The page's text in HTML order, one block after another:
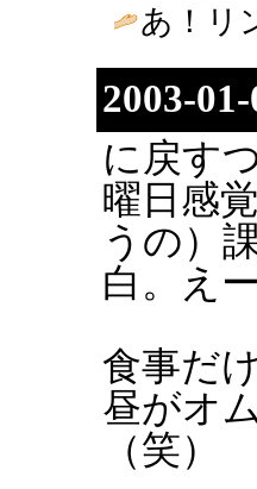
あ！リ
2003-
に戻す
曜日感
うの）
白。え
食事だ
昼がオ
（笑）